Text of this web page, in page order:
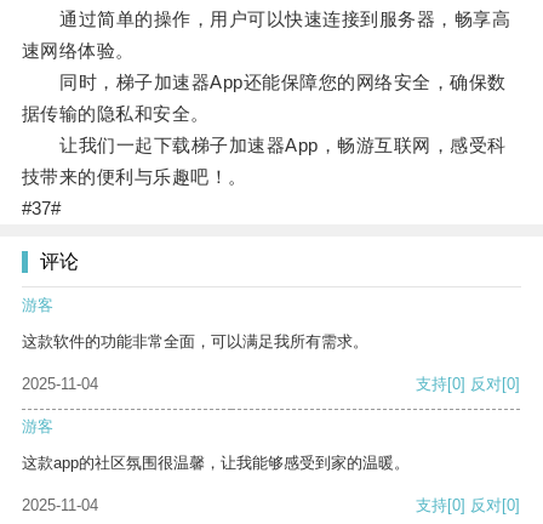
通过简单的操作，用户可以快速连接到服务器，畅享高
速网络体验。
同时，梯子加速器App还能保障您的网络安全，确保数
据传输的隐私和安全。
让我们一起下载梯子加速器App，畅游互联网，感受科
技带来的便利与乐趣吧！。
#37#
评论
游客
这款软件的功能非常全面，可以满足我所有需求。
2025-11-04 支持[0] 反对[0]
游客
这款app的社区氛围很温馨，让我能够感受到家的温暖。
2025-11-04 支持[0] 反对[0]